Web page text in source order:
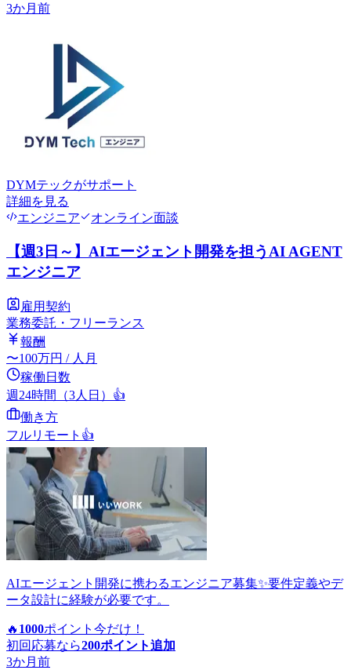
3か月前
DYMテックがサポート
詳細を見る
エンジニア
オンライン面談
【週3日～】AIエージェント開発を担うAI AGENT
エンジニア
雇用契約
業務委託・フリーランス
報酬
〜100万円 / 人月
稼働日数
週24時間（3人日） 👍
働き方
フルリモート 👍
AIエージェント開発に携わるエンジニア募集✨要件定義やデ
ータ設計に経験が必要です。
🔥 1000ポイント 今だけ！
初回応募なら200ポイント追加
3か月前